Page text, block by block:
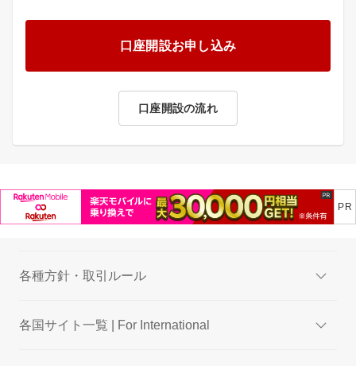
口座開設お申し込み
口座開設の流れ
各種方針・取引ルール
各国サイト一覧 | For International